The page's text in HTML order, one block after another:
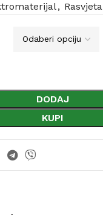
, Rasvjeta
DODAJ
KUPI